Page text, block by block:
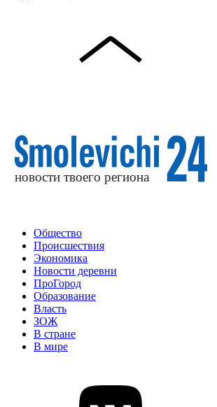
Общество
Происшествия
Экономика
Новости деревни
ПроГород
Образование
Власть
ЗОЖ
В стране
В мире